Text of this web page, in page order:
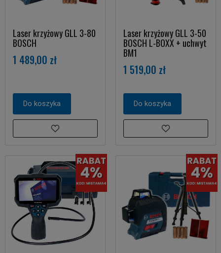
Laser krzyżowy GLL 3-80
BOSCH
1 489,00 zł
Do koszyka
Laser krzyżowy GLL 3-50
BOSCH L-BOXX + uchwyt
BM1
1 519,00 zł
Do koszyka